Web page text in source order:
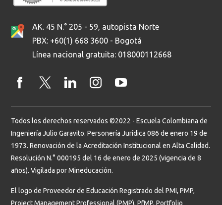
AK. 45 N.° 205 - 59, autopista Norte
PBX: +60(1) 668 3600 - Bogotá
Línea nacional gratuita: 018000112668
Todos los derechos reservados ©2022 - Escuela Colombiana de
Ingeniería Julio Garavito. Personería Jurídica 086 de enero 19 de
1973. Renovación de la Acreditación Institucional en Alta Calidad.
Resolución N.° 000195 del 16 de enero de 2025 (vigencia de 8
años). Vigilada por Mineducación.
El logo de Proveedor de Educación Registrado del PMI, PMP,
Project Management Professional (PMP), PfMP, Portfolio